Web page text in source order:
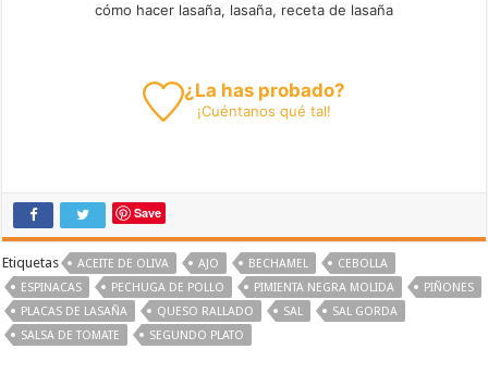
cómo hacer lasaña, lasaña, receta de lasaña
¿La has probado?
¡Cuéntanos qué tal!
Save
Etiquetas ACEITE DE OLIVA AJO BECHAMEL
CEBOLLA
ESPINACAS
PECHUGA DE POLLO PIMIENTA NEGRA MOLIDA
PIÑONES
PLACAS DE LASAÑA
QUESO RALLADO SAL
SAL GORDA
SALSA DE TOMATE
SEGUNDO PLATO